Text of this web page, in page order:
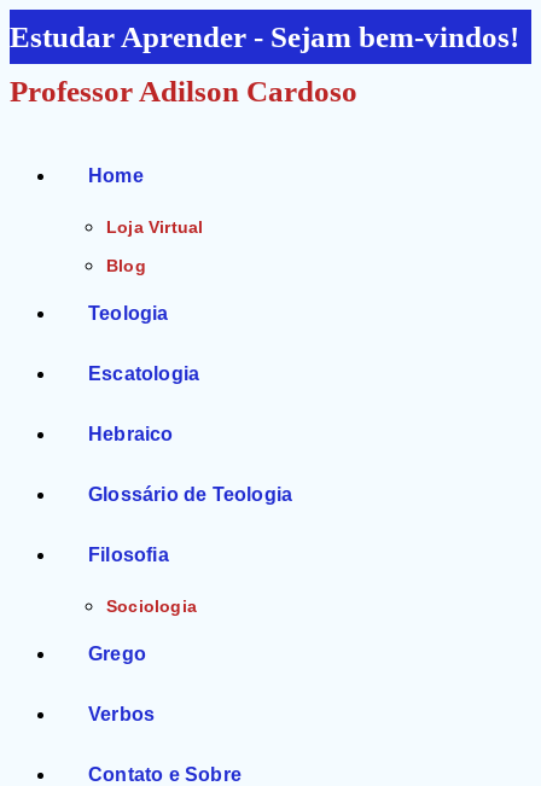
Ir
para
o
Estudar Aprender - Sejam bem-vindos!
Professor Adilson Cardoso
Home
Loja Virtual
Blog
Teologia
Escatologia
Hebraico
Glossário de Teologia
Filosofia
Sociologia
Grego
Verbos
Contato e Sobre